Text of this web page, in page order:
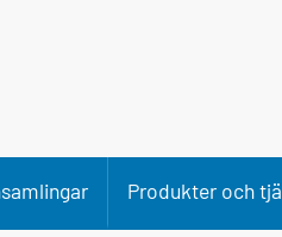
Produkter och tjä